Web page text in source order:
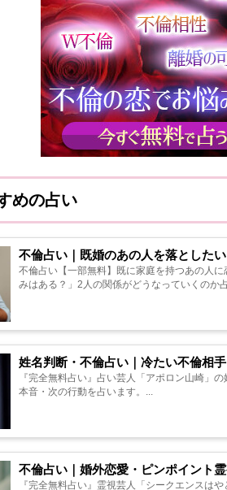
めの占い
不倫占い｜既婚のあの人を落とした
不倫占い【一部無料】既に家庭を持つあの人
みはある？」2人の関係がどうなっていくのか
姓名判断・不倫占い｜冷たい不倫相
『完全無料占い』占い芸人「アポロン山崎」
本音・次の行動を占います。...
不倫占い｜婚外恋愛・ピンポイント
『完全無料占い』霊視芸人「シークエンスは